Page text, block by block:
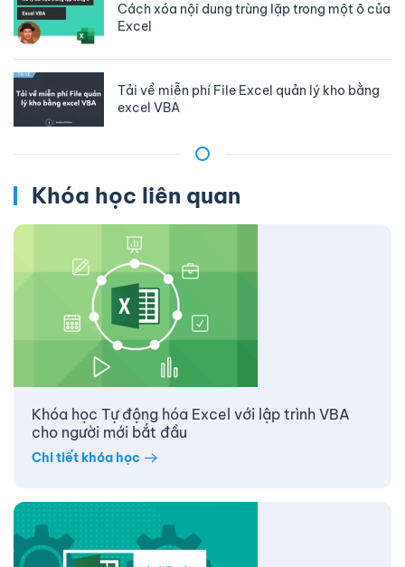
Cách xóa nội dung trùng lặp trong một ô của
Excel
Tải về miễn phí File Excel quản lý kho bằng
excel VBA
Khóa học liên quan
Khóa học Tự động hóa Excel với lập trình VBA
cho người mới bắt đầu
Chi tiết khóa học